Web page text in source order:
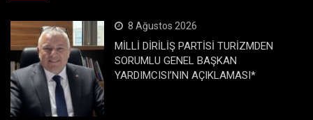
8 Ağustos 2026
MİLLİ DİRİLİŞ PARTİSİ TURİZMDEN
SORUMLU GENEL BAŞKAN
YARDIMCISI’NIN AÇIKLAMASI*